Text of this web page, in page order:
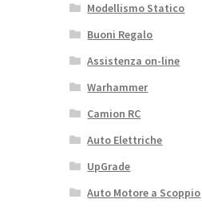
Modellismo Statico
Buoni Regalo
Assistenza on-line
Warhammer
Camion RC
Auto Elettriche
UpGrade
Auto Motore a Scoppio